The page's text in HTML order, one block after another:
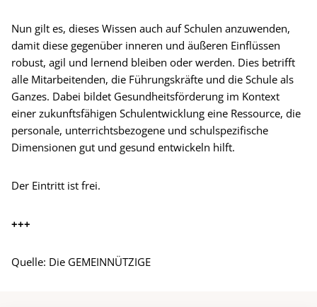
Nun gilt es, dieses Wissen auch auf Schulen anzuwenden,
damit diese gegenüber inneren und äußeren Einflüssen
robust, agil und lernend bleiben oder werden. Dies betrifft
alle Mitarbeitenden, die Führungskräfte und die Schule als
Ganzes. Dabei bildet Gesundheitsförderung im Kontext
einer zukunftsfähigen Schulentwicklung eine Ressource, die
personale, unterrichtsbezogene und schulspezifische
Dimensionen gut und gesund entwickeln hilft.
Der Eintritt ist frei.
+++
Quelle: Die GEMEINNÜTZIGE